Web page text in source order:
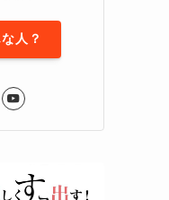
人？